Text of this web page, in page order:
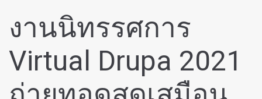
งานนิทรรศการ
Virtual Drupa 2021